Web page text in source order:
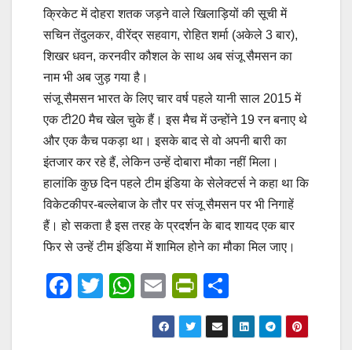
क्रिकेट में दोहरा शतक जड़ने वाले खिलाड़ियों की सूची में
सचिन तेंदुलकर, वीरेंद्र सहवाग, रोहित शर्मा (अकेले 3 बार),
शिखर धवन, करनवीर कौशल के साथ अब संजू सैमसन का
नाम भी अब जुड़ गया है।
संजू सैमसन भारत के लिए चार वर्ष पहले यानी साल 2015 में
एक टी20 मैच खेल चुके हैं। इस मैच में उन्होंने 19 रन बनाए थे
और एक कैच पकड़ा था। इसके बाद से वो अपनी बारी का
इंतजार कर रहे हैं, लेकिन उन्हें दोबारा मौका नहीं मिला।
हालांकि कुछ दिन पहले टीम इंडिया के सेलेक्टर्स ने कहा था कि
विकेटकीपर-बल्लेबाज के तौर पर संजू सैमसन पर भी निगाहें
हैं। हो सकता है इस तरह के प्रदर्शन के बाद शायद एक बार
फिर से उन्हें टीम इंडिया में शामिल होने का मौका मिल जाए।
F
T
W
at
E
m
ail
Pr
in
tF
h
ar